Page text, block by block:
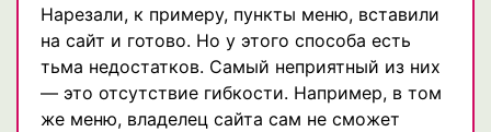
Нарезали, к примеру, пункты меню, вставили
на сайт и готово. Но у этого способа есть
тьма недостатков. Самый неприятный из них
— это отсутствие гибкости. Например, в том
же меню, владелец сайта сам не сможет